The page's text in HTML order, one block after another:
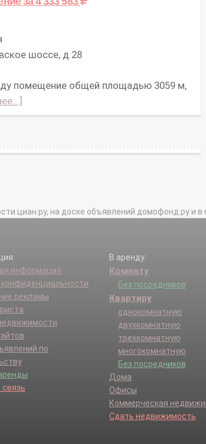
шоссе, д.28
помещение общей площадью 3059 м,
циан.ру, на доске объявлений домофонд.ру и в
информация
конфиденциальности
рекламы
по
В аренду:
Комнату
Без посредников
Квартиру
однокомнатную
двухкомнатную
трехкомнатную
многокомнатную
Без посредников
Дома
Офисы
Коммерческая
Сдать недвижимость